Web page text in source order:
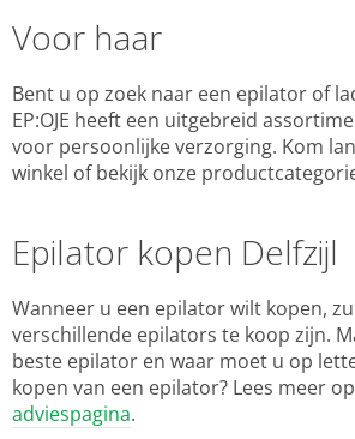
Voor haar
Bent u op zoek naar een epilator of
EP:OJE heeft een uitgebreid
voor persoonlijke verzorging. Kom
winkel of bekijk onze
Epilator kopen Delfzijl
Wanneer u een epilator wilt kopen,
verschillende epilators te koop zijn.
beste epilator en waar moet u op
kopen van een epilator? Lees meer
adviespagina.